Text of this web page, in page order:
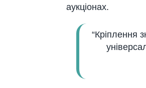
аукціонах.
“Кріплення